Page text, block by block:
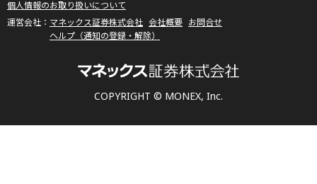
COPYRIGHT © MONEX, Inc.
個人情報のお取り扱いについて
マネックス証券株式会社 会社概要 お問合せ
ヘルプ（通知の登録・解除）